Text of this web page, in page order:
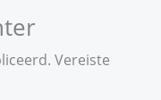
Vereiste